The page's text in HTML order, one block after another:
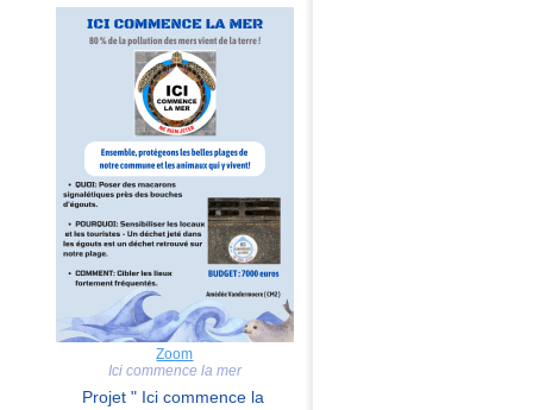
Zoom
Ici commence la mer
Projet " Ici commence la